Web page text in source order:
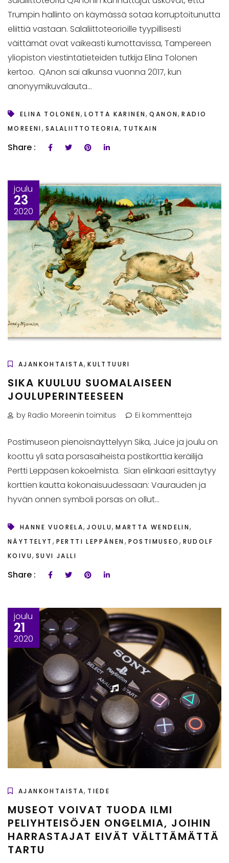
Trumpin hallinto on käymässä sotaa korruptoitunutta
eliittiä vastaan. Salaliittoteorioille tyypillisesti
väittämät ovat vaikeasti kumottavissa, Tampereen
yliopiston viestintätieteiden tutkija Elina Tolonen
kertoo. QAnon sai alkunsa vuonna 2017, kun
anonyymikuvalauta...
ELINA TOLONEN,LOTTA KARINEN,QANON,RADIO
MOREENI, SALALIITTOTEORIA, TUTKAIN
Share :
joulu
23
2020
AJANKOHTAISTA,KULTTUURI
SIKA KUULUU SUOMALAISEEN
JOULUPERINTEESEEN
by Radio Moreenin toimitus Ei kommentteja
Postimuseon pienoisnäyttelyyn Sika, Juice ja joulu on
koottu yli sata porsasaiheista postikorttia keräilijä
Pertti Leppäsen kokoelmista. Sian elinkaari esittäytyy
korttien kautta kokonaisuudessaan: Vaurauden ja
hyvän onnen symboli porsas on ollut...
HANNE VUORELA,JOULU,MARTTA WENDELIN,
NÄYTTELYT , PERTTI LEPPÄNEN , POSTIMUSEO , RUDOLF
KOIVU, SUVI JALLI
Share :
joulu
21
2020
AJANKOHTAISTA, TIEDE
MUSEOT VOIVAT TUODA ILMI
PELIYHTEISÖJEN ONGELMIA, JOIHIN
HARRASTAJAT EIVÄT VÄLTTÄMÄTTÄ
TARTU